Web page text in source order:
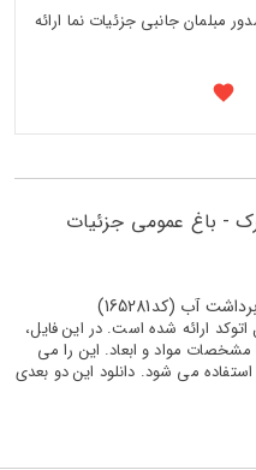
مبلمان جانبی جزئیات نما ارائه
- باغ عمومی جزئیات
آب (کد165281)
ارائه شده است. در این فایل،
مواد و ابعاد. این را می
می شود. دانلود این دو بعدی